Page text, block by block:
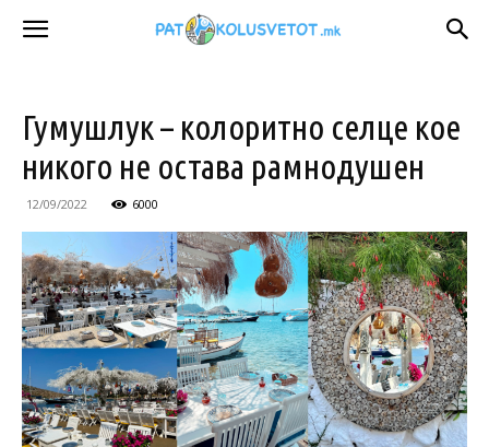
Гумушлук – колоритно селце кое
никого не остава рамнодушен
12/09/2022 6000